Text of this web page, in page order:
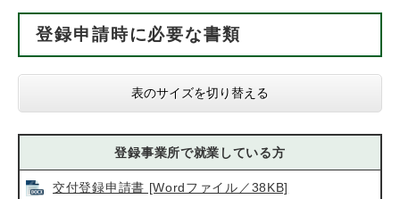
登録申請時に必要な書類
表のサイズを切り替える
登録事業所で就業している方
交付登録申請書 [Wordファイル／38KB]